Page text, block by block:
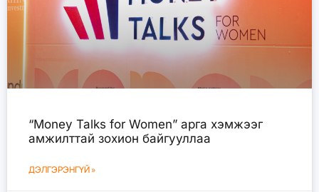
“Money Talks for Women” арга хэмжээг
амжилттай зохион байгууллаа
ДЭЛГЭРЭНГҮЙ »